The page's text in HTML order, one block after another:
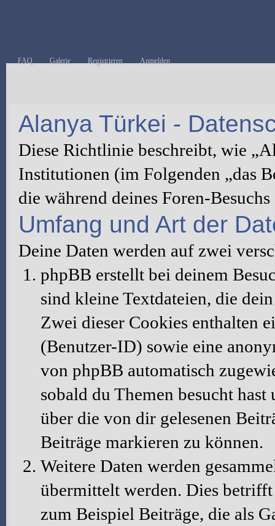
FAQ Galerie Registrieren Anmelden
Alanya Türkei -
Diese Richtlinie beschreibt, wie
Institutionen (im Folgenden „das
die während deines Foren-
Umfang und Art der
Deine Daten werden auf zwei
phpBB erstellt bei deinem
sind kleine Textdateien, die
Zwei dieser Cookies enthalten
(Benutzer-ID) sowie eine
von phpBB automatisch
sobald du Themen besucht
über die von dir gelesenen
Beiträge markieren zu können.
Weitere Daten werden
übermittelt werden. Dies
zum Beispiel Beiträge, die als